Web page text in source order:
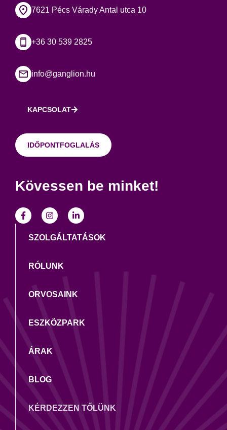
7621 Pécs Várady Antal utca 10
+36 30 539 2825
info@ganglion.hu
KAPCSOLAT
IDŐPONTFOGLALÁS
Kövessen be minket!
SZOLGÁLTATÁSOK
RÓLUNK
ORVOSAINK
ESZKÖZPARK
ÁRAK
BLOG
KÉRDEZZEN TŐLÜNK